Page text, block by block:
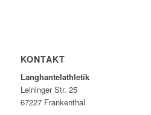
KONTAKT
Langhantelathletik
Leininger Str. 25
67227 Frankenthal